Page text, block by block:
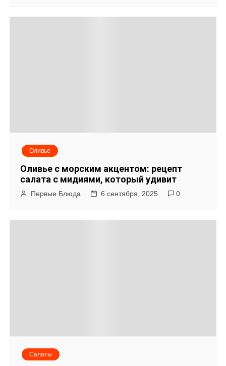
Оливье
Оливье с морским акцентом: рецепт
салата с мидиями, который удивит
Первые Блюда 6 сентября, 2025 0
Салаты